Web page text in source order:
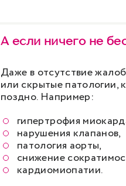
А если ничего не
Даже в отсутствие
или скрытые патологии,
поздно. Например:
гипертрофия
нарушения клапанов,
патология аорты,
снижение
кардиомиопатии.